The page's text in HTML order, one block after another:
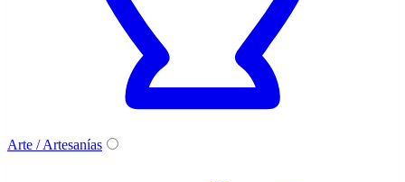
Arte / Artesanías